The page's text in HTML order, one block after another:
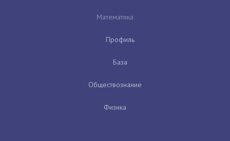
Математика
Профиль
База
Обществознание
Физика